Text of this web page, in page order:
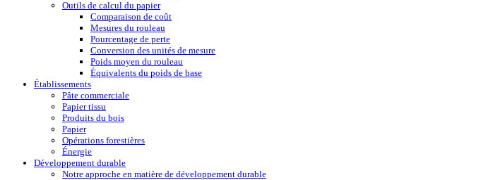
Outils de calcul du papier
Comparaison de coût
Mesures du rouleau
Pourcentage de perte
Conversion des unités de mesure
Poids moyen du rouleau
Équivalents du poids de base
Établissements
Pâte commerciale
Papier tissu
Produits du bois
Papier
Opérations forestières
Énergie
Développement durable
Notre approche en matière de développement durable